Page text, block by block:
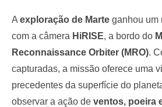
A exploração de Marte ganhou um
com a câmera HiRISE, a bordo do
Reconnaissance Orbiter (MRO).
capturadas, a missão oferece uma
precedentes da superfície do
observar a ação de ventos, poeira